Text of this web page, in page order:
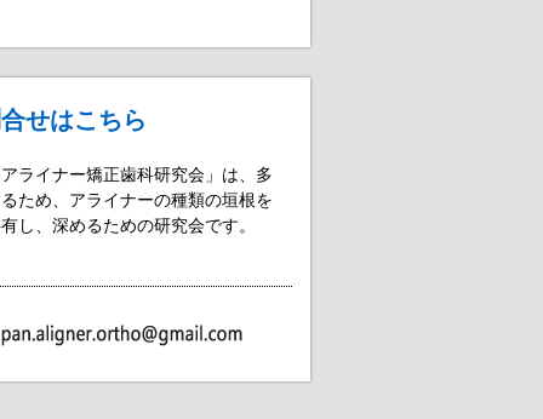
せはこちら
ライナー矯正歯科研究会」は、多
ため、アライナーの種類の垣根を
し、深めるための研究会です。